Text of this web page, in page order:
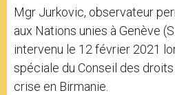
Mgr Jurkovic, observateur
aux Nations unies à Genève
intervenu le 12 février 2021
spéciale du Conseil des droits
crise en Birmanie.